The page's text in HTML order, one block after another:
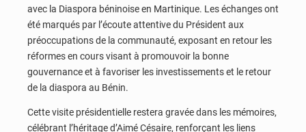
avec la Diaspora béninoise en Martinique. Les échanges ont
été marqués par l’écoute attentive du Président aux
préoccupations de la communauté, exposant en retour les
réformes en cours visant à promouvoir la bonne
gouvernance et à favoriser les investissements et le retour
de la diaspora au Bénin.
Cette visite présidentielle restera gravée dans les mémoires,
célébrant l’héritage d’Aimé Césaire, renforçant les liens